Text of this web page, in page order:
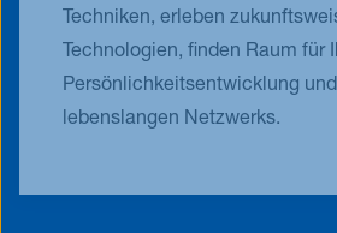
Techniken, erleben
Technologien, finden Raum für
Persönlichkeitsentwicklung
lebenslangen Netzwerks.